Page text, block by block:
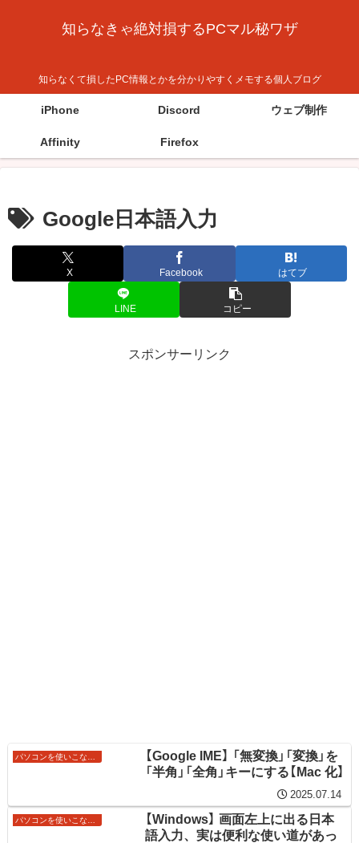
知らなきゃ絶対損するPCマル秘ワザ
知らなくて損したPC情報とかを分かりやすくメモする個人ブログ
iPhone Discord ウェブ制作
Affinity Firefox
Google日本語入力
X Facebook はてブ
LINE コピー
スポンサーリンク
【Google IME】 「無変換」「変換」を
「半角」「全角」キーにする【Mac 化】
2025.07.14
【Windows】 画面左上に出る日本
語入力、実は便利な使い道があっ